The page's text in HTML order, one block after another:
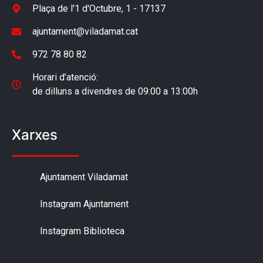
Plaça de l'1 d'Octubre, 1 - 17137
ajuntament@viladamat.cat
972 78 80 82
Horari d’atenció:
de dilluns a divendres de 09:00 a 13:00h
Xarxes
Ajuntament Viladamat
Instagram Ajuntament
Instagram Biblioteca